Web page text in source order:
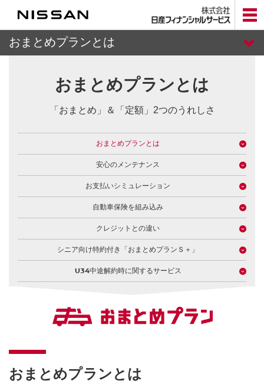
おまとめプラン
カーリースについてのお問い合わせ
おまとめプランとは
おまとめプランとは
「おまとめ」＆「定額」2つのうれしさ
おまとめプランとは
安心のメンテナンス
お支払いシミュレーション
自動車保険を組み込み
クレジットとの違い
シニア向け特約付き「おまとめプランＳ＋」
U34中途解約時に関するサービス
おまとめプランとは